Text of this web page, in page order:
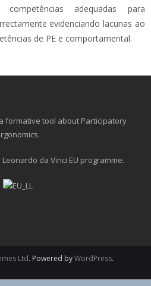
adequadas para
evidenciando lacunas ao
de PE e comportamental.
formative tool about Participatory
Leonardo da Vinci EU programme.
Ltd. Powered byWordPress.